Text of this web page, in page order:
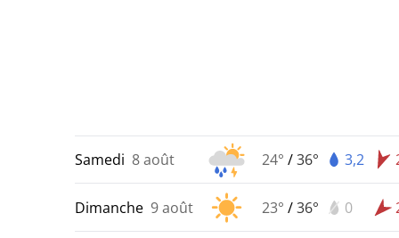
Samedi 8 août 24° /36° 3,2
Dimanche 9 août 23° /36° 0